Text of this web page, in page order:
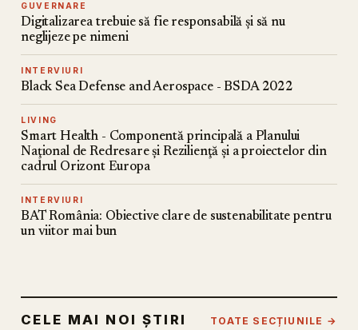
GUVERNARE
Digitalizarea trebuie să fie responsabilă și să nu
neglijeze pe nimeni
INTERVIURI
Black Sea Defense and Aerospace - BSDA 2022
LIVING
Smart Health - Componentă principală a Planului
Naţional de Redresare şi Rezilienţă şi a proiectelor din
cadrul Orizont Europa
INTERVIURI
BAT România: Obiective clare de sustenabilitate pentru
un viitor mai bun
CELE MAI NOI ȘTIRI TOATE SECȚIUNILE →